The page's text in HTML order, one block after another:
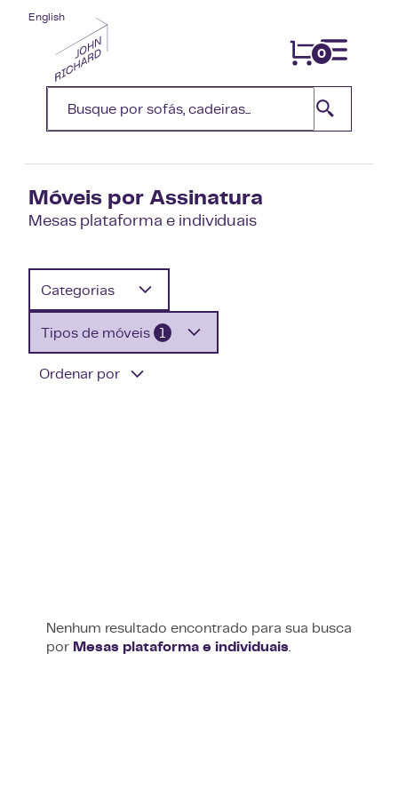
0
English
Móveis por Assinatura
Mesas plataforma e individuais
Categorias
Tipos de móveis 1
Ordenar por
Nenhum resultado encontrado para sua busca
por Mesas plataforma e individuais.